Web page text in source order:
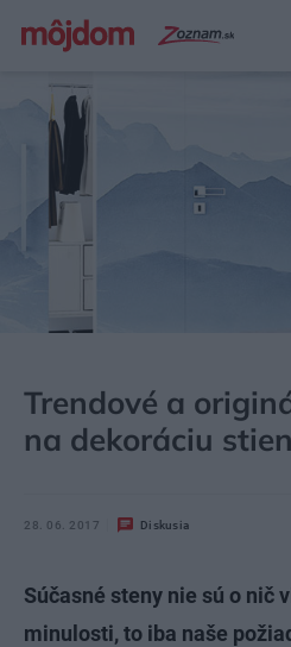
Trendové a
na dekoráciu stien
28. 06. 2017 Diskusia
Súčasné steny nie sú o nič
minulosti, to iba naše